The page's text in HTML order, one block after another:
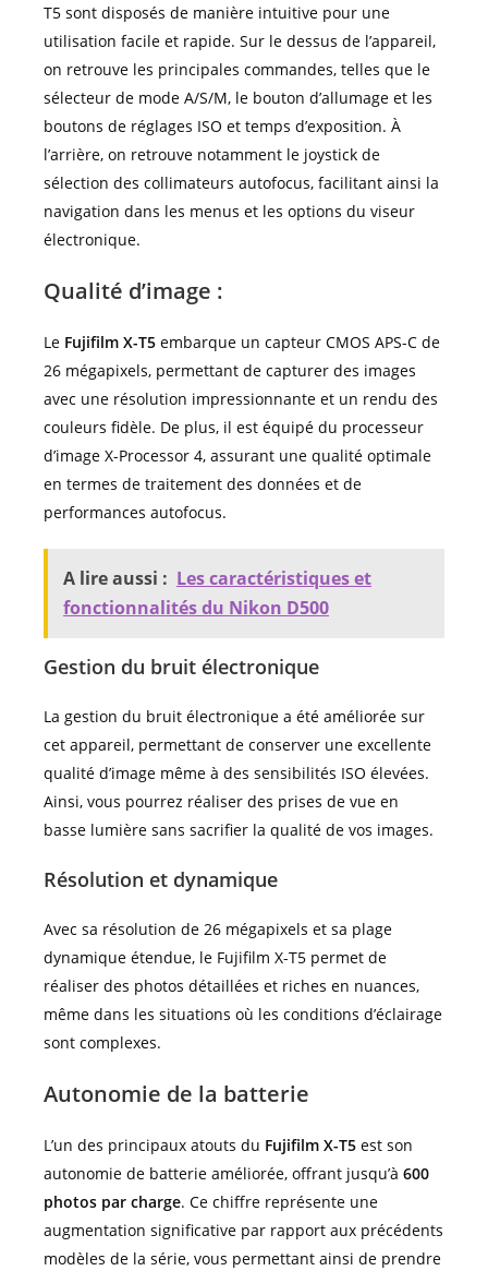
T5 sont disposés de manière intuitive pour une
utilisation facile et rapide. Sur le dessus de l’appareil,
on retrouve les principales commandes, telles que le
sélecteur de mode A/S/M, le bouton d’allumage et les
boutons de réglages ISO et temps d’exposition. À
l’arrière, on retrouve notamment le joystick de
sélection des collimateurs autofocus, facilitant ainsi la
navigation dans les menus et les options du viseur
électronique.
Qualité d’image :
Le Fujifilm X-T5 embarque un capteur CMOS APS-C de
26 mégapixels, permettant de capturer des images
avec une résolution impressionnante et un rendu des
couleurs fidèle. De plus, il est équipé du processeur
d’image X-Processor 4, assurant une qualité optimale
en termes de traitement des données et de
performances autofocus.
A lire aussi : Les caractéristiques et
fonctionnalités du Nikon D500
Gestion du bruit électronique
La gestion du bruit électronique a été améliorée sur
cet appareil, permettant de conserver une excellente
qualité d’image même à des sensibilités ISO élevées.
Ainsi, vous pourrez réaliser des prises de vue en
basse lumière sans sacrifier la qualité de vos images.
Résolution et dynamique
Avec sa résolution de 26 mégapixels et sa plage
dynamique étendue, le Fujifilm X-T5 permet de
réaliser des photos détaillées et riches en nuances,
même dans les situations où les conditions d’éclairage
sont complexes.
Autonomie de la batterie
L’un des principaux atouts du Fujifilm X-T5 est son
autonomie de batterie améliorée, offrant jusqu’à 600
photos par charge. Ce chiffre représente une
augmentation significative par rapport aux précédents
modèles de la série, vous permettant ainsi de prendre